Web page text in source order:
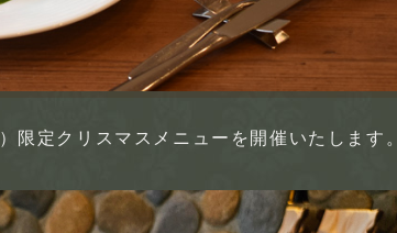
限定クリスマスメニューを開催いたします。